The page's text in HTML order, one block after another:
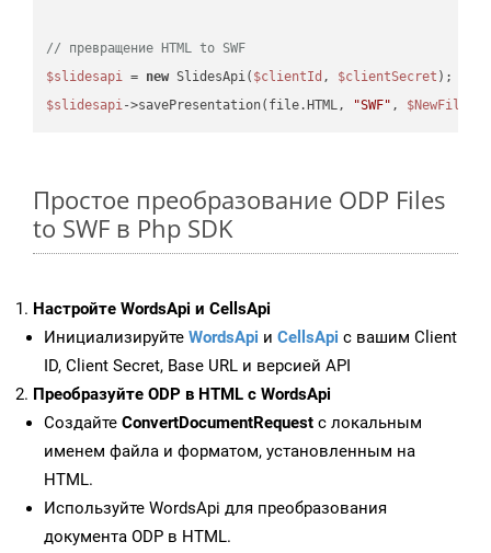
// превращение HTML to SWF
$slidesapi = new SlidesApi( $clientId , $clientSecret
$slidesapi->savePresentation(file.HTML, "SWF" , $NewFile
Простое преобразование ODP Files
to SWF в Php SDK
Настройте WordsApi и CellsApi
Инициализируйте WordsApi и CellsApi с вашим Client
ID, Client Secret, Base URL и версией API
Преобразуйте ODP в HTML с WordsApi
Создайте ConvertDocumentRequest с локальным
именем файла и форматом, установленным на
HTML.
Используйте WordsApi для преобразования
документа ODP в HTML.